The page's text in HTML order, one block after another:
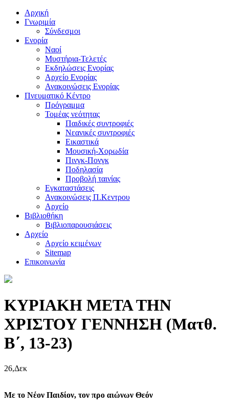
Αρχική
Γνωριμία
Σύνδεσμοι
Ενορία
Ναοί
Μυστήρια-Τελετές
Εκδηλώσεις Ενορίας
Αρχείο Ενορίας
Ανακοινώσεις Ενορίας
Πνευματικό Κέντρο
Πρόγραμμα
Τομέας νεότητας
Παιδικές συντροφιές
Νεανικές συντροφιές
Εικαστικά
Μουσική-Χορωδία
Πινγκ-Πονγκ
Ποδηλασία
Προβολή ταινίας
Εγκαταστάσεις
Ανακοινώσεις Π.Κεντρου
Αρχείο
Βιβλιοθήκη
Βιβλιοπαρουσιάσεις
Αρχείο
Αρχείο κειμένων
Sitemap
Επικοινωνία
ΚΥΡΙΑΚΗ ΜΕΤΑ ΤΗΝ
ΧΡΙΣΤΟΥ ΓΕΝΝΗΣΗ (Ματθ.
Β΄, 13-23)
26,Δεκ
Με το Νέον Παιδίον, τον προ αιώνων Θεόν